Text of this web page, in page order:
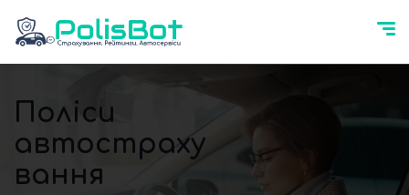
Поліси
автостраху
вання